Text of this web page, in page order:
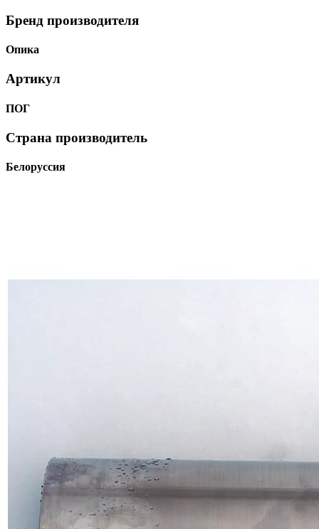
Бренд производителя
Опика
Артикул
ПОГ
Страна производитель
Белоруссия